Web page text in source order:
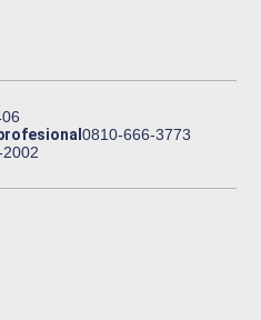
0810-666-3773
2002